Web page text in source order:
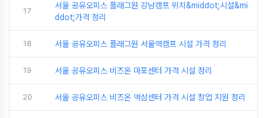
17
서울 공유오피스 플래그원 강남캠프 위치&middot;시설&mi
ddot;가격 정리
18 서울 공유오피스 플래그원 서울역캠프 시설 가격 정리
19 서울 공유오피스 비즈온 마포센터 가격 시설 정리
20 서울 공유오피스 비즈온 역삼센터 가격 시설 창업 지원 정리